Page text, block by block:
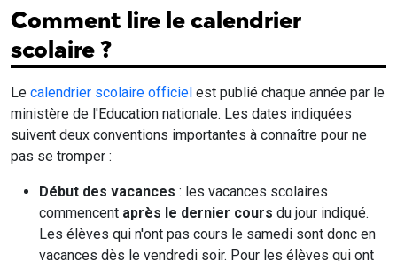
Comment lire le calendrier
scolaire ?
Le calendrier scolaire officiel est publié chaque année par le
ministère de l'Education nationale. Les dates indiquées
suivent deux conventions importantes à connaître pour ne
pas se tromper :
Début des vacances : les vacances scolaires
commencent après le dernier cours du jour indiqué.
Les élèves qui n'ont pas cours le samedi sont donc en
vacances dès le vendredi soir. Pour les élèves qui ont